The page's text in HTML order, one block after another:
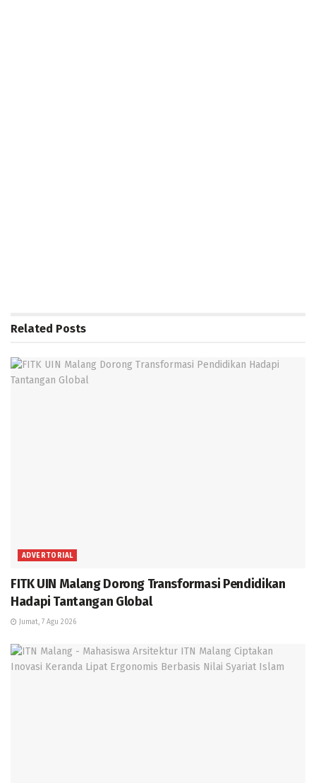
Related Posts
ADVERTORIAL
FITK UIN Malang Dorong Transformasi Pendidikan
Hadapi Tantangan Global
Jumat, 7 Agu 2026